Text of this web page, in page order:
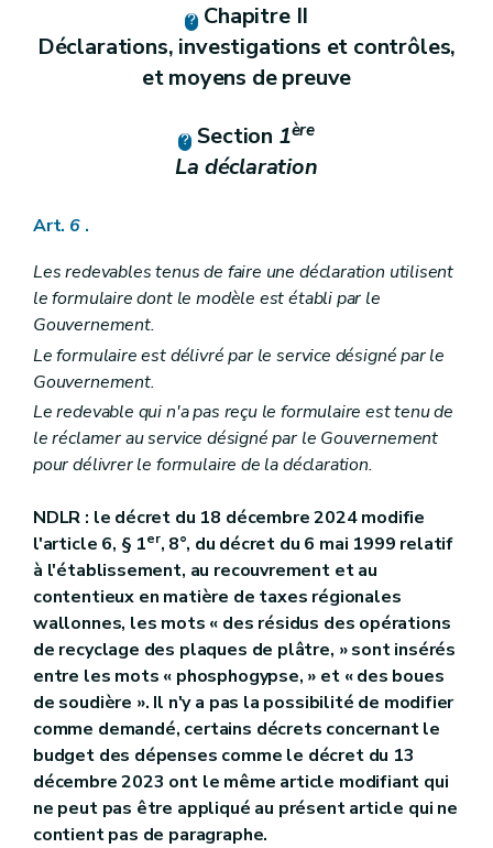
Art. 64decies
Art. 64undecies
Art. 64duodecies
Dispositions modificatives et abrogatoires
Chapitre II
Déclarations, investigations et contrôles,
et moyens de preuve
Section 1ère
La déclaration
Art. 6.
Les redevables tenus de faire une déclaration utilisent
le formulaire dont le modèle est établi par le
Gouvernement.
Le formulaire est délivré par le service désigné par le
Gouvernement.
Le redevable qui n'a pas reçu le formulaire est tenu de
le réclamer au service désigné par le Gouvernement
pour délivrer le formulaire de la déclaration.
NDLR : le décret du 18 décembre 2024 modifie
l'article 6, § 1er, 8°, du décret du 6 mai 1999 relatif
à l'établissement, au recouvrement et au
contentieux en matière de taxes régionales
wallonnes, les mots « des résidus des opérations
de recyclage des plaques de plâtre, » sont insérés
entre les mots « phosphogypse, » et « des boues
de soudière ». Il n'y a pas la possibilité de modifier
comme demandé, certains décrets concernant le
budget des dépenses comme le décret du 13
décembre 2023 ont le même article modifiant qui
ne peut pas être appliqué au présent article qui ne
contient pas de paragraphe.